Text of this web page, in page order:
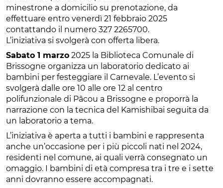
minestrone a domicilio su prenotazione, da
effettuare entro venerdì 21 febbraio 2025
contattando il numero 327 2265700.
L’iniziativa si svolgerà con offerta libera.
Sabato 1 marzo 2025 la Biblioteca Comunale di
Brissogne organizza un laboratorio dedicato ai
bambini per festeggiare il Carnevale. L’evento si
svolgerà dalle ore 10 alle ore 12 al centro
polifunzionale di Pâcou a Brissogne e proporrà la
narrazione con la tecnica del Kamishibai seguita da
un laboratorio a tema.
L’iniziativa è aperta a tutti i bambini e rappresenta
anche un’occasione per i più piccoli nati nel 2024,
residenti nel comune, ai quali verrà consegnato un
omaggio. I bambini di età compresa tra i tre e i sette
anni dovranno essere accompagnati.